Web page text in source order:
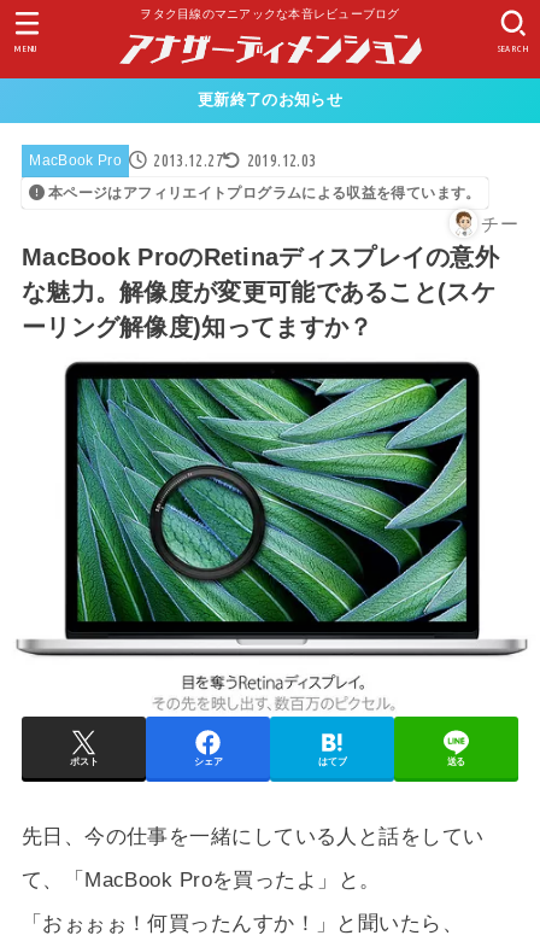
ヲタク目線のマニアックな本音レビューブログ
SEARCH
MENU
更新終了のお知らせ
MacBook Pro 2013.12.27 2019.12.03
本ページはアフィリエイトプログラムによる収益を得ています。
チー
MacBook ProのRetinaディスプレイの意外
な魅力。解像度が変更可能であること(スケ
ーリング解像度)知ってますか？
ポスト シェア はてブ 送る
先日、今の仕事を一緒にしている人と話をしてい
て、「MacBook Proを買ったよ」と。
「おぉぉぉ！何買ったんすか！」と聞いたら、